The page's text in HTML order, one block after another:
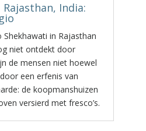
India:
Shekhawati in Rajasthan
niet ontdekt door
de mensen niet hoewel
een erfenis van
de koopmanshuizen
versierd met fresco’s.